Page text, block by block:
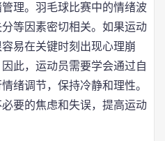
理。羽毛球比赛中的情绪波
等因素密切相关。如果运动
易在关键时刻出现心理崩
此，运动员需要学会通过自
绪调节，保持冷静和理性。
要的焦虑和失误，提高运动